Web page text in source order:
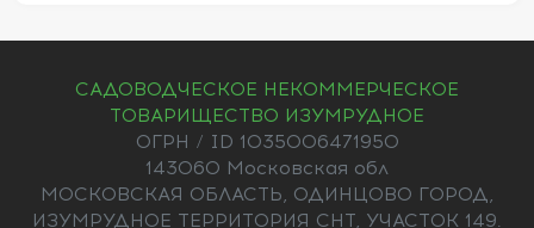
САДОВОДЧЕСКОЕ НЕКОММЕРЧЕСКОЕ
ТОВАРИЩЕСТВО ИЗУМРУДНОЕ
ОГРН / ID 1035006471950
143060 Московская обл
МОСКОВСКАЯ ОБЛАСТЬ, ОДИНЦОВО ГОРОД,
ИЗУМРУДНОЕ ТЕРРИТОРИЯ СНТ, УЧАСТОК 149.